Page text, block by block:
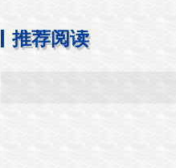
推荐阅读